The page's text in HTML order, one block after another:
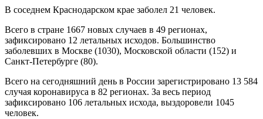
В соседнем Краснодарском крае заболел 21 человек.
Всего в стране 1667 новых случаев в 49 регионах,
зафиксировано 12 летальных исходов. Большинство
заболевших в Москве (1030), Московской области (152) и
Санкт-Петербурге (80).
Всего на сегодняшний день в России зарегистрировано 13 584
случая коронавируса в 82 регионах. За весь период
зафиксировано 106 летальных исхода, выздоровели 1045
человек.